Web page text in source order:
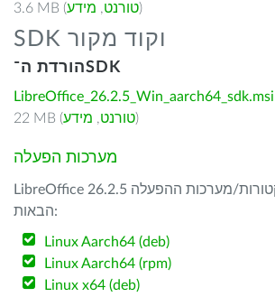
3.6 MB ( טורנט, מידע )
SDK וקוד מקור
הורדת ה־SDK
LibreOffice_26.2.5_Win_aarch64_sdk.msi
22 MB (
טורנט, מידע )
מערכות הפעלה
LibreOffice 26.2.5 זמין עבור הארכיטקטורות/מערכות ההפעלה
הבאות:
Linux Aarch64 (deb)
Linux Aarch64 (rpm)
Linux x64 (deb)